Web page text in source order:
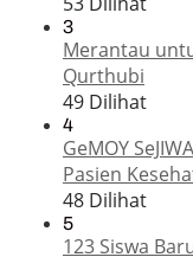
3
Merantau
Qurthubi
49 Dilihat
4
GeMOY
Pasien
48 Dilihat
5
123 Siswa